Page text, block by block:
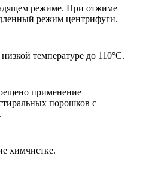
режиме. При отжиме
режим центрифуги.
температуре до 110°С.
применение
порошков с
химчистке.